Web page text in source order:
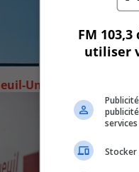
Université-de-
FM
utiliser
services
Stocker